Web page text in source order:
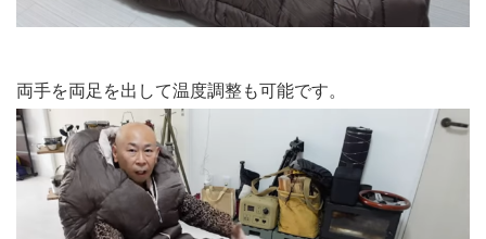
両手を両足を出して温度調整も可能です。